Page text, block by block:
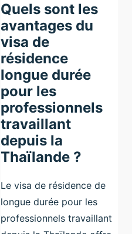
Quels sont les
avantages du
visa de
résidence
longue durée
pour les
professionnels
travaillant
depuis la
Thaïlande ?
Le visa de résidence de
longue durée pour les
professionnels travaillant